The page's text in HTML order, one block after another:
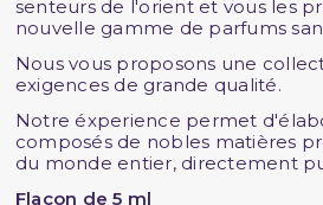
senteurs de l'orient et vous les
nouvelle gamme de parfums
Nous vous proposons une
exigences de grande qualité.
Notre éxperience permet
composés de nobles matières
du monde entier, directement
Flacon de 5 ml